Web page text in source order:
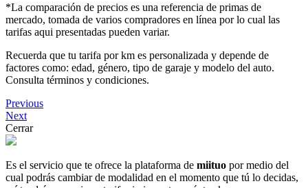
*La comparación de precios es una referencia de primas de
mercado, tomada de varios compradores en línea por lo cual las
tarifas aqui presentadas pueden variar.
Recuerda que tu tarifa por km es personalizada y depende de
factores como: edad, género, tipo de garaje y modelo del auto.
Consulta términos y condiciones.
Previous
Next
Cerrar
Es el servicio que te ofrece la plataforma de miituo por medio del
cual podrás cambiar de modalidad en el momento que tú lo decidas,